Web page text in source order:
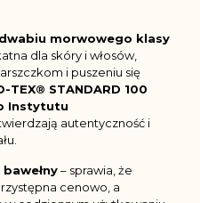
morwowego klasy
dla skóry i włosów,
i puszeniu się
TEX® STANDARD 100
Instytutu
autentyczność i
– sprawia, że
cenowo, a